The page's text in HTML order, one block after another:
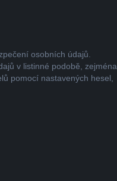
osobních údajů.
v listinné podobě, zejména
pomocí nastavených hesel,